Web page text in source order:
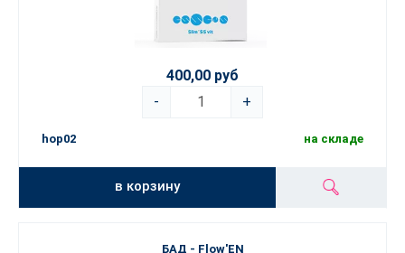
400,00 руб
-
+
hop02 на складе
в корзину
БАД - Flow'EN